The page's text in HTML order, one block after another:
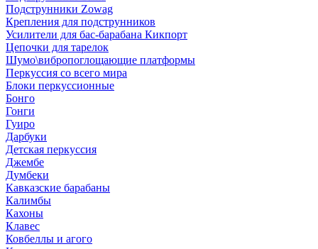
Подструнники Zowag
Крепления для подструнников
Усилители для бас-барабана Кикпорт
Цепочки для тарелок
Шумо\вибропоглощающие платформы
Перкуссия со всего мира
Блоки перкуссионные
Бонго
Гонги
Гуиро
Дарбуки
Детская перкуссия
Джембе
Думбеки
Кавказские барабаны
Калимбы
Кахоны
Клавес
Ковбеллы и агого